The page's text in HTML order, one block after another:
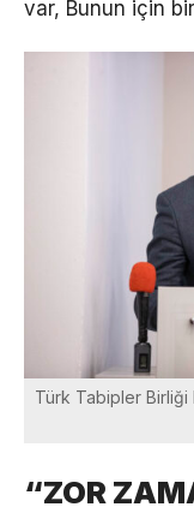
var, Bunun için
Türk Tabipler Birliği
“ZOR